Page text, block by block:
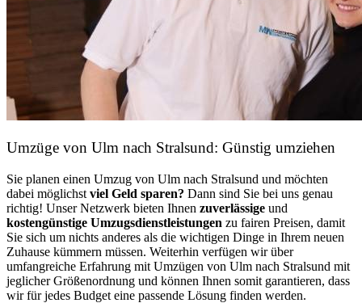
Umzüge von Ulm nach Stralsund: Günstig umziehen
Sie planen einen Umzug von Ulm nach Stralsund und möchten
dabei möglichst viel Geld sparen? Dann sind Sie bei uns genau
richtig! Unser Netzwerk bieten Ihnen zuverlässige und
kostengünstige Umzugsdienstleistungen zu fairen Preisen, damit
Sie sich um nichts anderes als die wichtigen Dinge in Ihrem neuen
Zuhause kümmern müssen. Weiterhin verfügen wir über
umfangreiche Erfahrung mit Umzügen von Ulm nach Stralsund mit
jeglicher Größenordnung und können Ihnen somit garantieren, dass
wir für jedes Budget eine passende Lösung finden werden.